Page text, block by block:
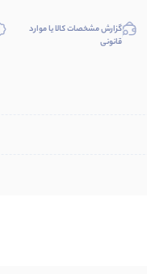
گزارش مشخصات کالا یا موارد
قانونی